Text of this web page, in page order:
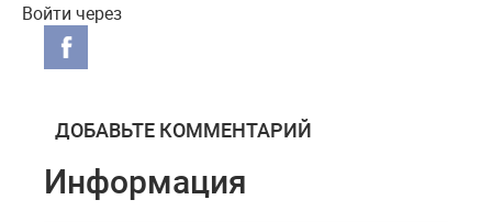
Войти через
ДОБАВЬТЕ КОММЕНТАРИЙ
Информация